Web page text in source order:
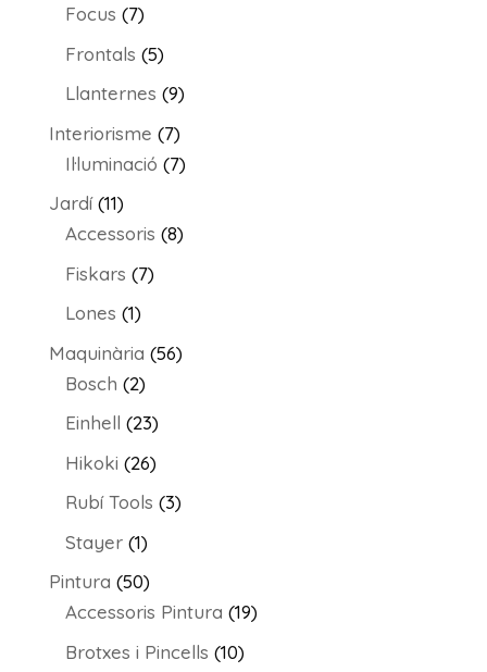
Focus 77
productes
Frontals 55
productes
Llanternes 99
Interiorisme 77
productes
Il·luminació 77
Jardí 1111
productes
Accessoris 88
Fiskars 77
Lones 11
producte
Maquinària 5656
Bosch 22
productes
Einhell 2323
productes
Hikoki 2626
productes
Rubí Tools 33
Stayer 11
producte
Pintura 5050
productes
Accessoris Pintura 1919
Brotxes i Pincells 1010